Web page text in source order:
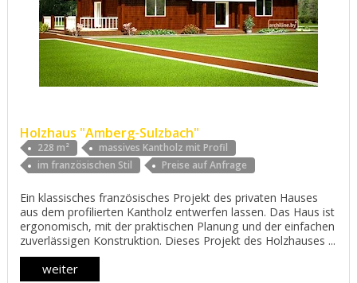
Holzhaus "Amberg-Sulzbach"
228 m²
massives Kantholz mit Profil
im französischen Stil
Preise auf Anfrage
Ein klassisches französisches Projekt des privaten Hauses
aus dem profilierten Kantholz entwerfen lassen. Das Haus ist
ergonomisch, mit der praktischen Planung und der einfachen
zuverlässigen Konstruktion. Dieses Projekt des Holzhauses ...
weiter